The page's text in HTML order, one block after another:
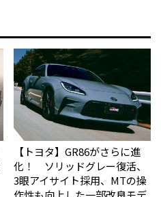
【トヨタ】GR86がさらに進
化！ ソリッドグレー復活、
3眼アイサイト採用、MTの操